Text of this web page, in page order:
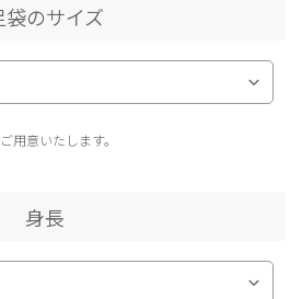
袋のサイズ
意いたします。
身長